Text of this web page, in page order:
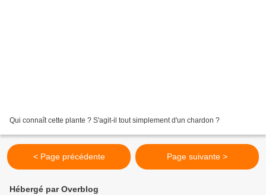
Qui connaît cette plante ? S'agit-il tout simplement d'un chardon ?
< Page précédente Page suivante >
Hébergé par Overblog